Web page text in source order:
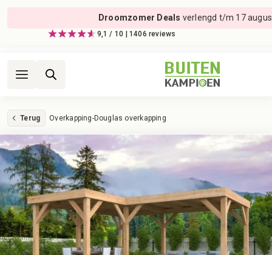
Droomzomer Deals verlengd t/m 17
9,1 / 10 | 1406 reviews
Terug Overkapping-Douglas overkapping